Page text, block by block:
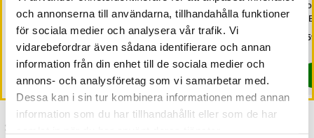
och annonserna till användarna, tillhandahålla funktioner
för sociala medier och analysera vår trafik. Vi
vidarebefordrar även sådana identifierare och annan
information från din enhet till de sociala medier och
annons- och analysföretag som vi samarbetar med.
Dessa kan i sin tur kombinera informationen med annan
information som du har tillhandahållit eller som de har
klädhängare i
industridesign - Brun/svart
Pris :279 kr
279 kr
I lager, levereras inom 1-2 vardagar
Köp
våningar för flexibel
förvaring - Vit
Pris: 799 kr
799 kr
Kommer i lager 2026-08-14
Köp
Senast besökta